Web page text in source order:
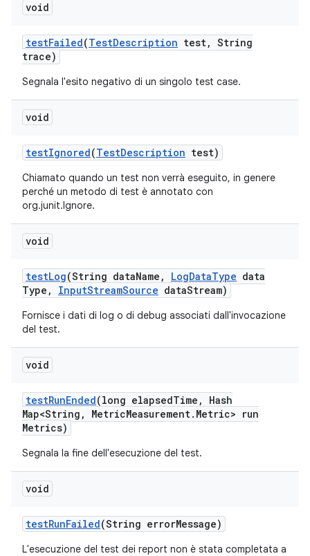
void
testFailed(TestDescription test, String
trace)
Segnala l'esito negativo di un singolo test case.
void
testIgnored(TestDescription test)
Chiamato quando un test non verrà eseguito, in genere
perché un metodo di test è annotato con
org.junit.Ignore.
void
testLog(String dataName , LogDataType data
Type , InputStreamSource dataStream)
Fornisce i dati di log o di debug associati dall'invocazione
del test.
void
testRunEnded(long elapsedTime ,
Hash
Map<String , MetricMeasurement. Metric> run
Metrics)
Segnala la fine dell'esecuzione del test.
void
testRunFailed(String errorMessage)
L'esecuzione del test dei report non è stata completata a